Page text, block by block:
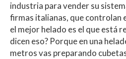
industria para vender su
firmas italianas, que controlan
el mejor helado es el que está
dicen eso? Porque en una
metros vas preparando